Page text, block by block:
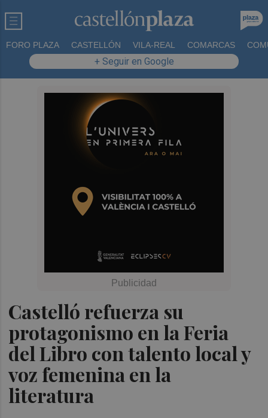
FORO PLAZA CASTELLÓN VILA-REAL COMARCAS
+ Seguir en Google
Castelló refuerza su
protagonismo en la Feria
del Libro con talento local y
voz femenina en la
literatura